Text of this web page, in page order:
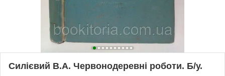
Силієвий В.А. Червонодеревні роботи. Б/у.